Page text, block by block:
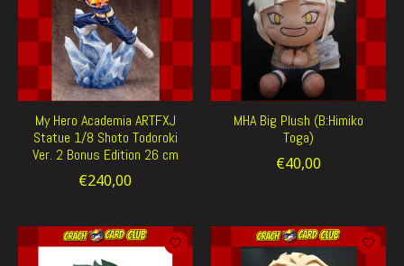
My Hero Academia ARTFXJ
Statue 1/8 Shoto Todoroki
Ver. 2 Bonus Edition 26 cm
€240,00
MHA Big Plush (B:Himiko
Toga)
€40,00